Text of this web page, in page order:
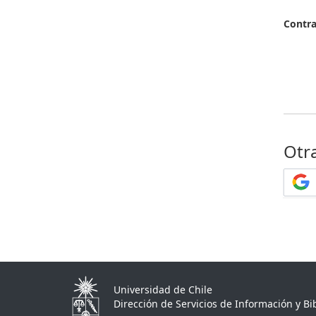
Universidad de Chile
Dirección de Servicios de Información y